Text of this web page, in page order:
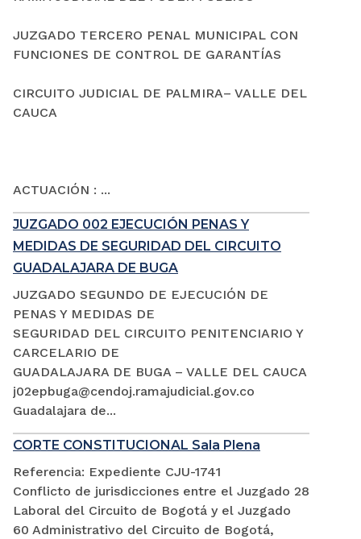
JUZGADO TERCERO PENAL MUNICIPAL CON
FUNCIONES DE CONTROL DE GARANTÍAS
CIRCUITO JUDICIAL DE PALMIRA– VALLE DEL
CAUCA
ACTUACIÓN : ...
JUZGADO 002 EJECUCIÓN PENAS Y
MEDIDAS DE SEGURIDAD DEL CIRCUITO
GUADALAJARA DE BUGA
JUZGADO SEGUNDO DE EJECUCIÓN DE
PENAS Y MEDIDAS DE
SEGURIDAD DEL CIRCUITO PENITENCIARIO Y
CARCELARIO DE
GUADALAJARA DE BUGA – VALLE DEL CAUCA
j02epbuga@cendoj.ramajudicial.gov.co
Guadalajara de...
CORTE CONSTITUCIONAL Sala Plena
Referencia: Expediente CJU-1741
Conflicto de jurisdicciones entre el Juzgado 28
Laboral del Circuito de Bogotá y el Juzgado
60 Administrativo del Circuito de Bogotá,